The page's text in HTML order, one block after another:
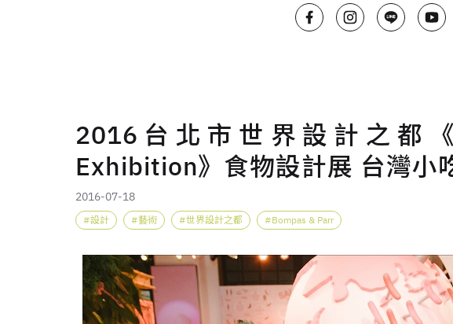
2016台北市世界設計之都
Exhibition》食物設計展 台灣小
2016-07-18
設計 藝術 世界設計之都 Bompas & Parr